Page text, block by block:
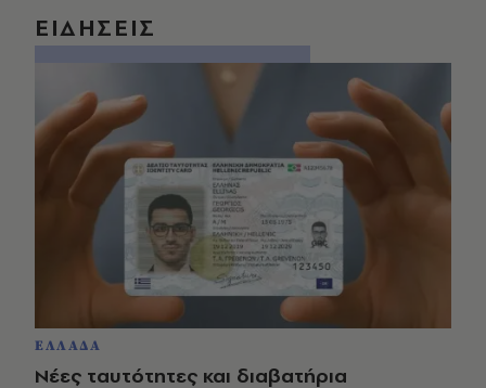
ΕΙΔΗΣΕΙΣ
ΕΛΛΑΔΑ
Νέες ταυτότητες και διαβατήρια